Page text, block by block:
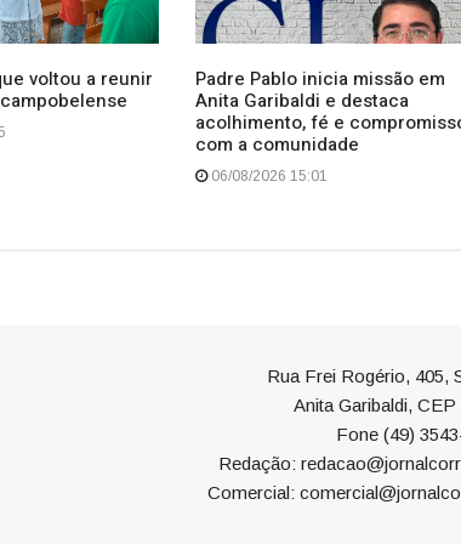
voltou a reunir
Padre Pablo inicia missão em
Anita Garibaldi e destaca
acolhimento, fé e
com a comunidade
06/08/2026 15:01
Rua Frei Rogério, 405,
Anita Garibaldi,
Fone (49)
Redação:
Comercial: